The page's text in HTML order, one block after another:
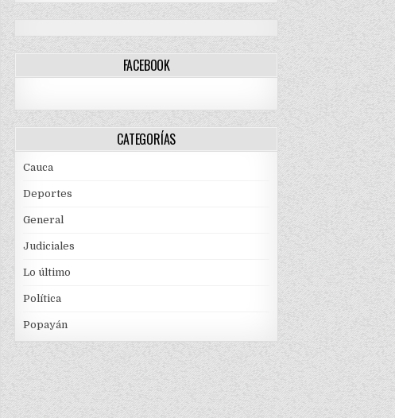
FACEBOOK
CATEGORÍAS
Cauca
Deportes
General
Judiciales
Lo último
Política
Popayán